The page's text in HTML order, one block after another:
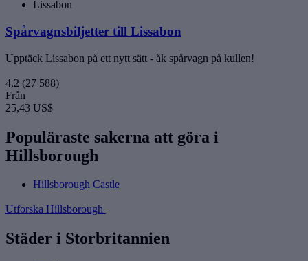
Lissabon
Spårvagnsbiljetter till Lissabon
Upptäck Lissabon på ett nytt sätt - åk spårvagn på kullen!
4,2 (27 588)
Från
25,43 US$
Populäraste sakerna att göra i
Hillsborough
Hillsborough Castle
Utforska Hillsborough
Städer i Storbritannien